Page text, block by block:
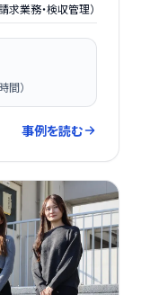
求業務・検収管理）
）
事例を読む